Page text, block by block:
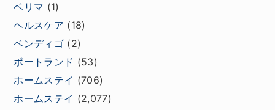
ベリマ (1)
ヘルスケア (18)
ベンディゴ (2)
ポートランド (53)
ホームステイ (706)
ホームステイ (2,077)